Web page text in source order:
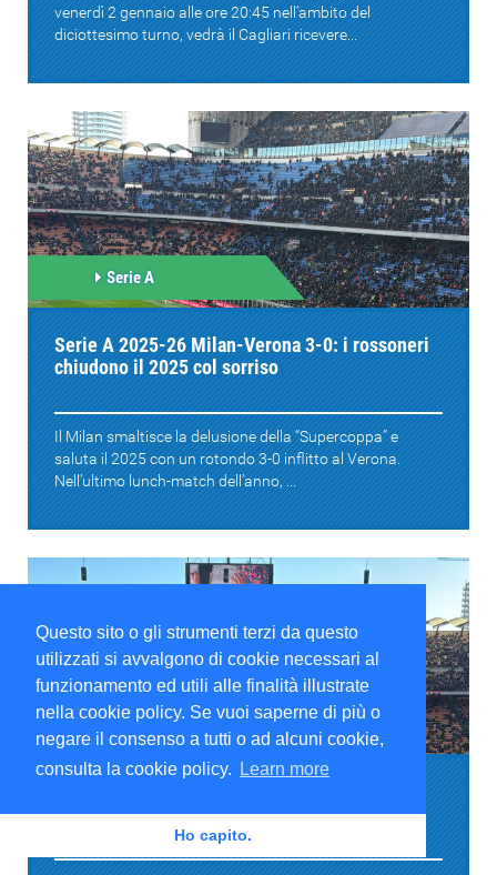
Questo sito o gli strumenti terzi da questo
utilizzati si avvalgono di cookie necessari al
funzionamento ed utili alle finalità illustrate
nella cookie policy. Se vuoi saperne di più o
negare il consenso a tutti o ad alcuni cookie,
consulta la cookie policy.
Learn more
Ho capito.
venerdì 2 gennaio alle ore 20:45 nell’ambito del
diciottesimo turno, vedrà il Cagliari ricevere...
Serie A
Serie A 2025-26 Milan-Verona 3-0: i rossoneri
chiudono il 2025 col sorriso
Il Milan smaltisce la delusione della “Supercoppa” e
saluta il 2025 con un rotondo 3-0 inflitto al Verona.
Nell’ultimo lunch-match dell’anno, ...
Serie A
presentazione e formazioni ufficiali